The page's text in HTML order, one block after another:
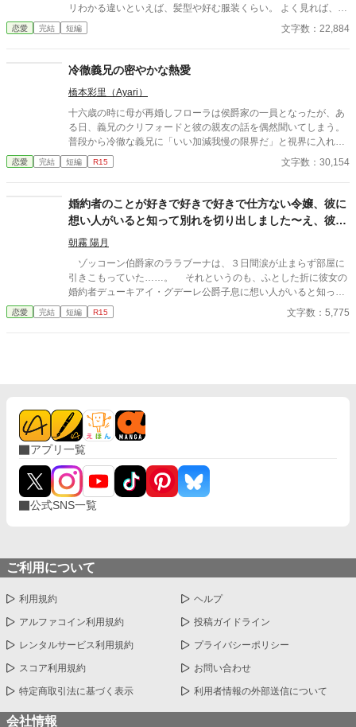
リわかる違いといえば、髪型や好む服装くらい。 よく見れば、シ
ルヴィアは少しつり目で、モニカはやや垂れ目だけれど……一目
で見分けるのは難しく、時には両親ですら間違えるほどだった。
る。 それは、妹のモニカが誰からも愛される存在であること。 礼
儀作法も勉学も、シルヴィアの方が秀でていた。文武両道、容姿
端麗と完璧な娘だが、優秀で真面目すぎるが故に、所謂「可愛げ
がない子」と言われることもある。 対してモニカは、天真爛漫で
少し抜けているところがある。だが、自然と周囲を惹きつける愛
嬌を持っていた。 そんなある日、シルヴィアのもとへ婚約の申し
ア。 突然の縁談に戸惑いながらも、シルヴィアは婚約を受け入れ
た相手は、シルヴィアではなく、双子の妹・モニカだということ
に。
恋愛 完結 短編 文字数：22,884
冷徹義兄の密やかな熱愛
橋本彩里（Ayari）
十六歳の時に母が再婚しフローラは侯爵家の一員となったが、あ
る日、義兄のクリフォードと彼の親友の話を偶然聞いてしまう。
普段から冷徹な義兄に「いい加減我慢の限界だ」と視界に入れる
のも疲れるほど嫌われていると知り、これ以上嫌われたくないと
家を出ることを決意するのだが、それを知ったクリフォードの態
恋愛 完結 短編 R15 文字数：30,154
婚約者のことが好きで好きで好きで仕方ない令嬢、彼に
想い人がいると知って別れを切り出しました〜え、彼が
本当に好きだったのは私なんですか！？〜
朝霧 陽月
ゾッコーン伯爵家のララブーナは、３日間涙が止まらず部屋に
引きこもっていた……。 それというのも、ふとした折に彼女の
婚約者デューキアイ・グデーレ公爵子息に想い人がいると知って
しまったからだ。 ※内容はタイトル通りです、基本ヤベェ登場人
物しかいません。 ※他サイトにも、同作者ほぼ同タイトルで投稿
恋愛 完結 短編 R15 文字数：5,775
アプリ一覧
公式SNS一覧
ご利用について
利用規約 ヘルプ
アルファコイン利用規約 投稿ガイドライン
レンタルサービス利用規約 プライバシーポリシー
スコア利用規約 お問い合わせ
特定商取引法に基づく表示 利用者情報の外部送信について
会社情報